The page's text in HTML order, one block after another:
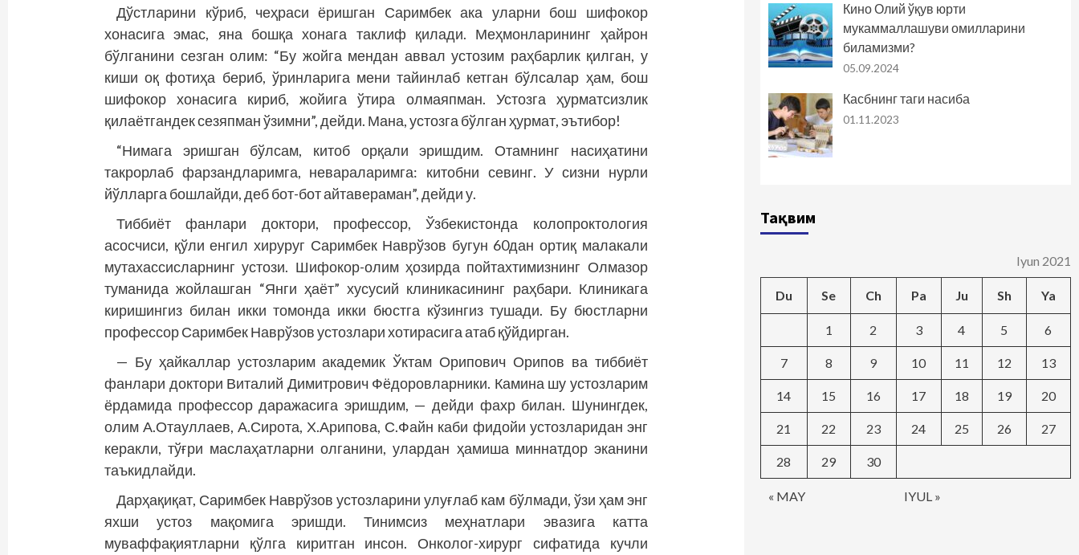
Дўстларини кўриб, чеҳраси ёришган Саримбек ака уларни бош шифокор
хонасига эмас, яна бошқа хонага таклиф қилади. Меҳмонларининг ҳайрон
бўлганини сезган олим: “Бу жойга мендан аввал устозим раҳбарлик қилган, у
киши оқ фотиҳа бериб, ўринларига мени тайинлаб кетган бўлсалар ҳам, бош
шифокор хонасига кириб, жойига ўтира олмаяпман. Устозга ҳурматсизлик
қилаётгандек сезяпман ўзимни”, дейди. Мана, устозга бўлган ҳурмат, эътибор!
“Нимага эришган бўлсам, китоб орқали эришдим. Отамнинг насиҳатини
такрорлаб фарзанд­ларимга, невараларимга: китобни севинг. У сизни нурли
йўлларга бошлайди, деб бот-бот айтавераман”, дейди у.
Тиббиёт фанлари доктори, профессор, Ўзбекистонда колопроктология
асосчиси, қўли енгил хируруг Саримбек Наврўзов бугун 60дан ортиқ малакали
мутахассисларнинг устози. Шифокор-олим ҳозирда пойтахтимизнинг Олмазор
туманида жойлашган “Янги ҳаёт” хусусий клиникасининг раҳбари. Клиникага
киришингиз билан икки томонда икки бюстга кўзингиз тушади. Бу бюстларни
профессор Саримбек Наврўзов устоз­лари хотирасига атаб қўйдирган.
— Бу ҳайкаллар устозларим академик Ўктам Орипович Орипов ва тиббиёт
фанлари доктори Виталий Димитрович Фёдоровларники. Камина шу устозларим
ёрдамида профессор даражасига эришдим, — дейди фахр билан. Шунингдек,
олим А.Отауллаев, А.Сирота, Х.Арипова, С.Файн каби фидойи устозларидан энг
керакли, тўғри маслаҳатларни олганини, улардан ҳамиша миннатдор эканини
таъкидлайди.
Дарҳақиқат, Саримбек Наврўзов устозларини улуғлаб кам бўлмади, ўзи ҳам энг
яхши устоз мақомига эришди. Тинимсиз меҳнатлари эвазига катта
муваффақиятларни қўлга киритган инсон. Онколог-хирург сифатида кучли
Кино Олий ўқув юрти
мукаммаллашуви омилларини
биламизми?
05.09.2024
Касбнинг таги насиба
01.11.2023
Тақвим
Iyun 2021
Du Se Ch Pa Ju Sh Ya
« MAY IYUL »
1 2 3 4 5 6
7 8 9 10 11 12 13
14 15 16 17 18 19 20
21 22 23 24 25 26 27
28 29 30